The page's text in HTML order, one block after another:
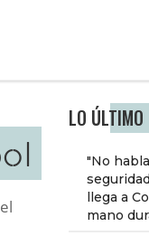
LO ÚLTIMO
"No
llega a
mano